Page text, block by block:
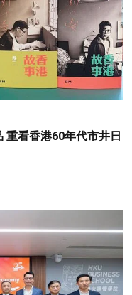
重看香港60年代市井日